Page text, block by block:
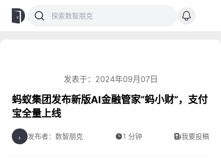
发表于：2024年09月07日
蚂蚁集团发布新版AI金融管家“蚂小财”，支付
宝全量上线
发布者：数智朋克 1 分钟 我要投稿